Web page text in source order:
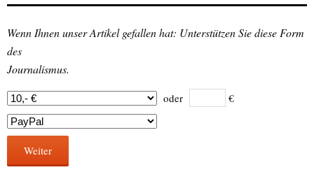
Wenn Ihnen unser Artikel gefallen hat: Unterstützen Sie diese Form
des
Journalismus.
oder €
Weiter